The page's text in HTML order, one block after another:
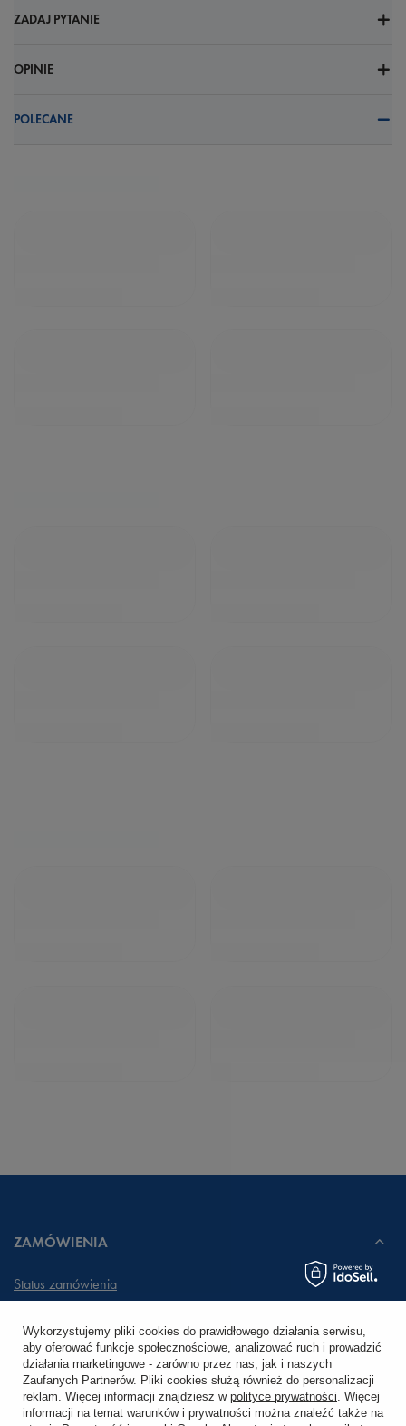
ZADAJ PYTANIE
OPINIE
POLECANE
ZAMÓWIENIA
Status zamówienia
Chcę zareklamować produkt
Chcę zwrócić produkt
Wykorzystujemy pliki cookies do prawidłowego działania serwisu,
aby oferować funkcje społecznościowe, analizować ruch i prowadzić
działania marketingowe - zarówno przez nas, jak i naszych
Zaufanych Partnerów. Pliki cookies służą również do personalizacji
reklam. Więcej informacji znajdziesz w polityce prywatności. Więcej
informacji na temat warunków i prywatności można znaleźć także na